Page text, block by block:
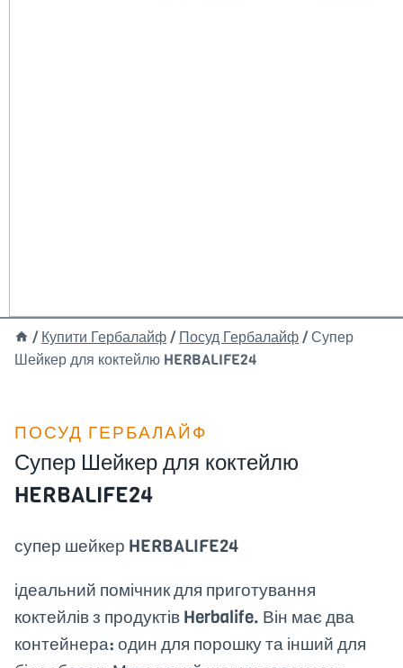
/ Купити Гербалайф/ Посуд Гербалайф/Супер
Шейкер для коктейлю HERBALIFE24
ПОСУД ГЕРБАЛАЙФ
Супер Шейкер для коктейлю
HERBALIFE24
супер шейкер HERBALIFE24
ідеальний помічник для приготування
коктейлів з продуктів Herbalife. Він має два
контейнера: один для порошку та інший для